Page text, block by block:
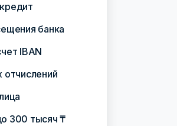
банка
IBAN
отчислений
300 тысяч ₸